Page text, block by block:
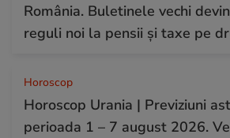
România. Buletinele vechi
reguli noi la pensii și taxe pe
Horoscop
Horoscop Urania | Previziuni
perioada 1 – 7 august 2026.